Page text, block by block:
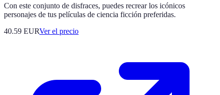
Con este conjunto de disfraces, puedes recrear los icónicos
personajes de tus películas de ciencia ficción preferidas.
40.59 EURVer el precio